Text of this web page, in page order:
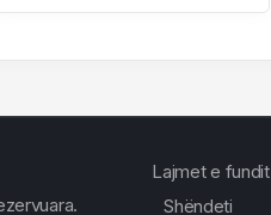
Lajmet e fundit
Shëndeti